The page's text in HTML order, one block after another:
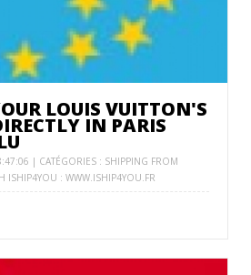
LOUIS VUITTON'S
IN PARIS
| CATÉGORIES : SHIPPING FROM
ISHIP4YOU : WWW.ISHIP4YOU.FR